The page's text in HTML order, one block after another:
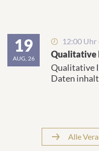
19
AUG, 26
12:00 Uhr
Qualitative
Qualitative
Daten
Alle